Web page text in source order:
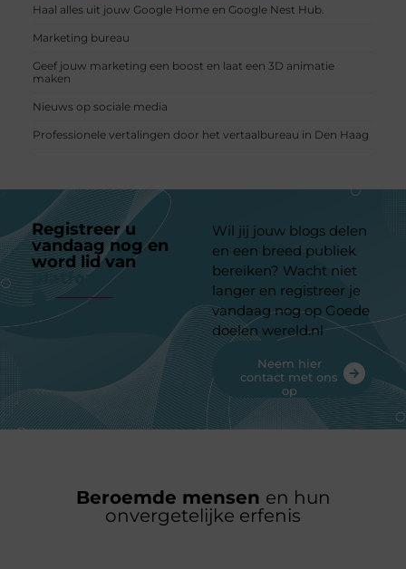
Haal alles uit jouw Google Home en Google Nest Hub.
Marketing bureau
Geef jouw marketing een boost en laat een 3D animatie
maken
Nieuws op sociale media
Professionele vertalingen door het vertaalbureau in Den Haag
Registreer u
vandaag nog en
word lid van
platform
Wil jij jouw blogs delen
en een breed publiek
bereiken? Wacht niet
langer en registreer je
vandaag nog op Goede
doelen wereld.nl
Neem hier
contact met ons
op
Beroemde mensen en hun
onvergetelijke erfenis